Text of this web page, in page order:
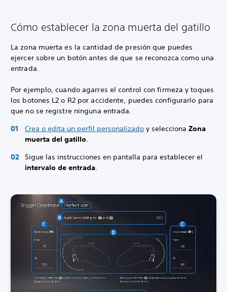
Cómo establecer la zona muerta del gatillo
La zona muerta es la cantidad de presión que puedes
ejercer sobre un botón antes de que se reconozca como una
entrada.
Por ejemplo, cuando agarres el control con firmeza y toques
los botones L2 o R2 por accidente, puedes configurarlo para
que no se registre ninguna entrada.
Crea o edita un perfil personalizado y selecciona Zona
muerta del gatillo.
Sigue las instrucciones en pantalla para establecer el
intervalo de entrada.